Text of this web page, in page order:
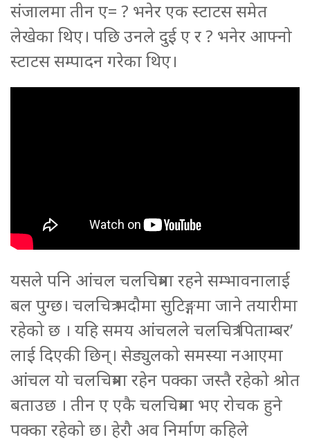
संजालमा तीन ए= ? भनेर एक स्टाटस समेत
लेखेका थिए। पछि उनले दुई ए र ? भनेर आफ्नो
स्टाटस सम्पादन गरेका थिए।
यसले पनि आंचल चलचित्रमा रहने सम्भावनालाई
बल पुग्छ। चलचित्र भदौमा सुटिङ्गमा जाने तयारीमा
रहेको छ । यहि समय आंचलले चलचित्र ‘पिताम्बर’
लाई दिएकी छिन्। सेड्युलको समस्या नआएमा
आंचल यो चलचित्रमा रहेन पक्का जस्तै रहेको श्रोत
बताउछ । तीन ए एकै चलचित्रमा भए रोचक हुने
पक्का रहेको छ। हेरौ अव निर्माण कहिले